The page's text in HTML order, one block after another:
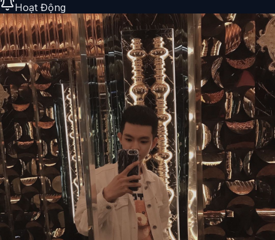
Hoạt Động